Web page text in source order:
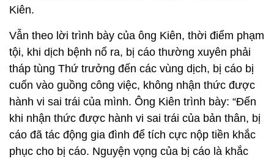
Kiên.
Vẫn theo lời trình bày của ông Kiên, thời điểm phạm
tội, khi dịch bệnh nổ ra, bị cáo thường xuyên phải
tháp tùng Thứ trưởng đến các vùng dịch, bị cáo bị
cuốn vào guồng công việc, không nhận thức được
hành vi sai trái của mình. Ông Kiên trình bày: “Đến
khi nhận thức được hành vi sai trái của bản thân, bị
cáo đã tác động gia đình để tích cực nộp tiền khắc
phục cho bị cáo. Nguyện vọng của bị cáo là khắc